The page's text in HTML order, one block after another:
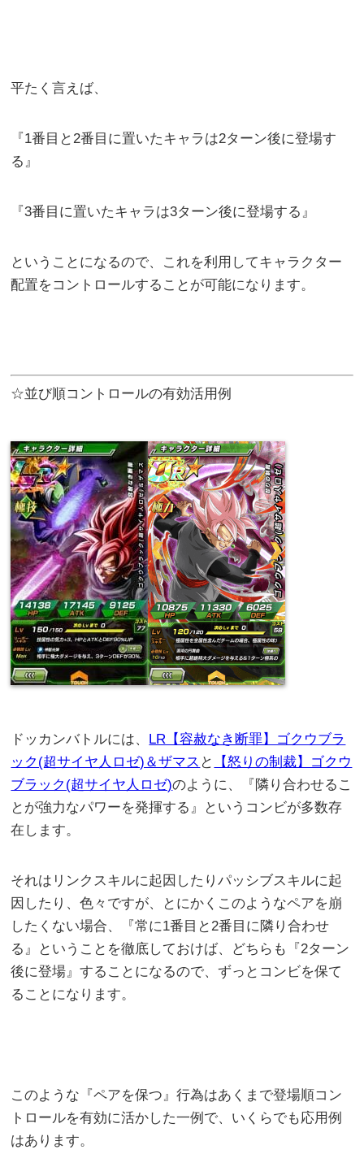
平たく言えば、
『1番目と2番目に置いたキャラは2ターン後に登場す
る』
『3番目に置いたキャラは3ターン後に登場する』
ということになるので、これを利用してキャラクター
配置をコントロールすることが可能になります。
☆並び順コントロールの有効活用例
ドッカンバトルには、
LR【容赦なき断罪】ゴクウブラ
ック(超サイヤ人ロゼ)＆ザマス と
【怒りの制裁】ゴクウ
ブラック(超サイヤ人ロゼ)のように、『隣り合わせるこ
とが強力なパワーを発揮する』というコンビが多数存
在します。
それはリンクスキルに起因したりパッシブスキルに起
因したり、色々ですが、とにかくこのようなペアを崩
したくない場合、『常に1番目と2番目に隣り合わせ
る』ということを徹底しておけば、どちらも『2ターン
後に登場』することになるので、ずっとコンビを保て
ることになります。
このような『ペアを保つ』行為はあくまで登場順コン
トロールを有効に活かした一例で、いくらでも応用例
はあります。